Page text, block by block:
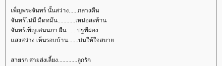
เพ็ญพระจันทร์ นั้นสว่าง......กลางคืน
จันทร์ไม่มี มืดทมึน............เหม่อสะท้าน
จันทร์เพ็ญเด่นนภา ผืน.......ปฐพีผ่อง
สงสว่าง เห็นรอบบ้าน.......บ่มให้ใจสบา
สายรก สายส่งเลี้ยง.............ลูกรัก